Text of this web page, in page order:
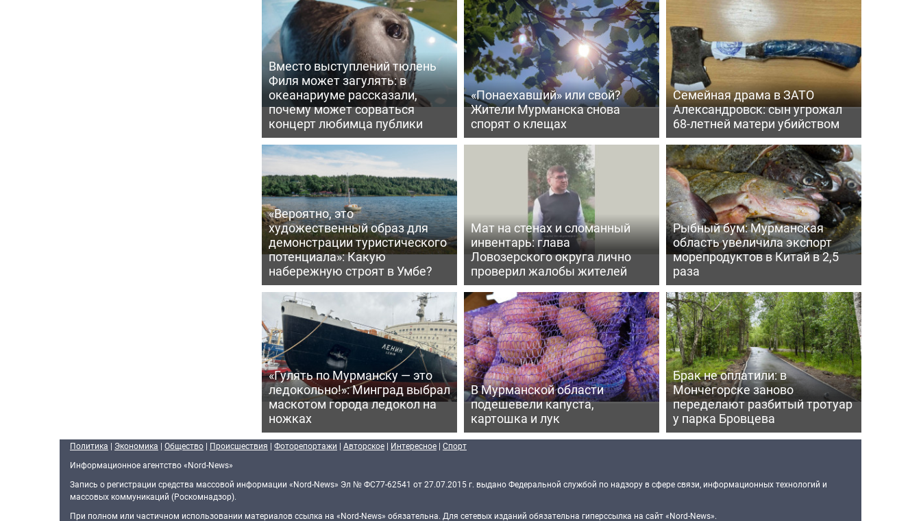
Вместо выступлений тюлень
Филя может загулять: в
океанариуме рассказали,
почему может сорваться
концерт любимца публики
«Понаехавший» или свой?
Жители Мурманска снова
спорят о клещах
Семейная драма в ЗАТО
Александровск: сын угрожал
68-летней матери убийством
«Вероятно, это
художественный образ для
демонстрации туристического
потенциала»: Какую
набережную строят в Умбе?
Мат на стенах и сломанный
инвентарь: глава
Ловозерского округа лично
проверил жалобы жителей
Рыбный бум: Мурманская
область увеличила экспорт
морепродуктов в Китай в 2,5
раза
«Гулять по Мурманску — это
ледокольно!»: Минград выбрал
маскотом города ледокол на
ножках
В Мурманской области
подешевели капуста,
картошка и лук
Брак не оплатили: в
Мончегорске заново
переделают разбитый тротуар
у парка Бровцева
Политика | Экономика | Общество | Происшествия | Фоторепортажи | Авторское | Интересное | Спорт
Информационное агентство «Nord-News»
Запись о регистрации средства массовой информации «Nord-News» Эл № ФС77-62541 от 27.07.2015 г. выдано Федеральной службой по надзору в сфере связи, информационных технологий и
массовых коммуникаций (Роскомнадзор).
При полном или частичном использовании материалов ссылка на «Nord-News» обязательна. Для сетевых изданий обязательна гиперссылка на сайт «Nord-News».